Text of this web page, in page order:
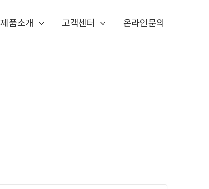
제품소개 고객센터 온라인문의